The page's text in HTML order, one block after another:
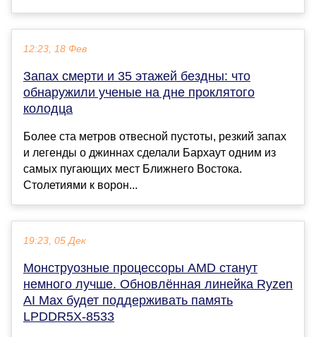
12:23, 18 Фев
Запах смерти и 35 этажей бездны: что
обнаружили ученые на дне проклятого
колодца
Более ста метров отвесной пустоты, резкий запах
и легенды о джиннах сделали Бархаут одним из
самых пугающих мест Ближнего Востока.
Столетиями к ворон...
19:23, 05 Дек
Монструозные процессоры AMD станут
немного лучше. Обновлённая линейка Ryzen
AI Max будет поддерживать память
LPDDR5X-8533